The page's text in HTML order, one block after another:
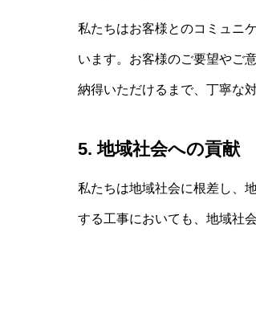
私たちはお客様とのコミュニ
います。お客様のご要望やご
納得いただけるまで、丁寧な
5.地域社会への貢献
私たちは地域社会に根差し、
する工事においても、地域社